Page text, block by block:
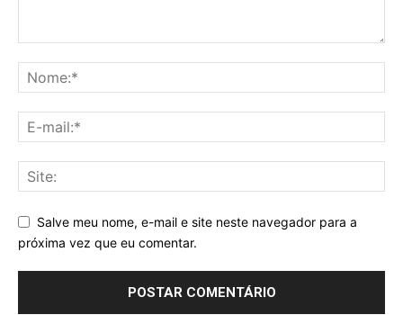
Salve meu nome, e-mail e site neste navegador para a
próxima vez que eu comentar.